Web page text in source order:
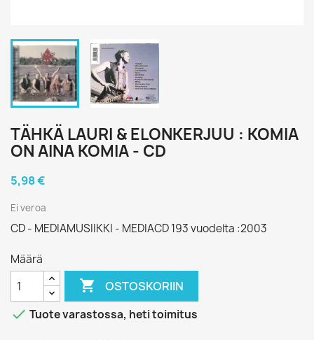
TÄHKÄ LAURI & ELONKERJUU : KOMIA
ON AINA KOMIA - CD
5,98 €
Ei veroa
CD - MEDIAMUSIIKKI - MEDIACD 193 vuodelta :2003
Määrä
 OSTOSKORIIN
 Tuote varastossa, heti toimitus